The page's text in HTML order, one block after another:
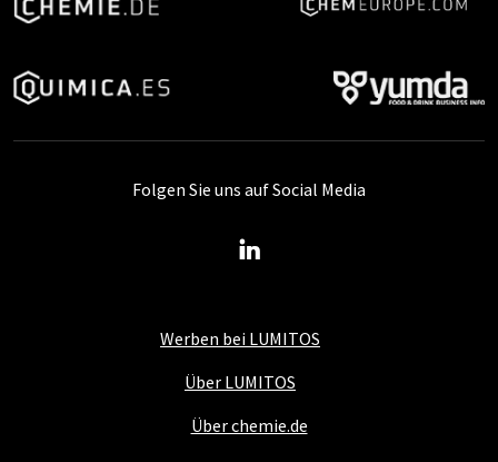
Werben bei LUMITOS
Über LUMITOS
Über chemie.de
Folgen Sie uns auf Social Media